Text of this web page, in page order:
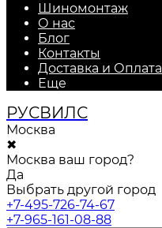
Шиномонтаж
О нас
Блог
Контакты
Доставка и Оплата
Еще
РУСВИЛС
Москва
✖
Москва ваш город?
Да
Выбрать другой город
+7-495-726-74-67
+7-965-161-08-88